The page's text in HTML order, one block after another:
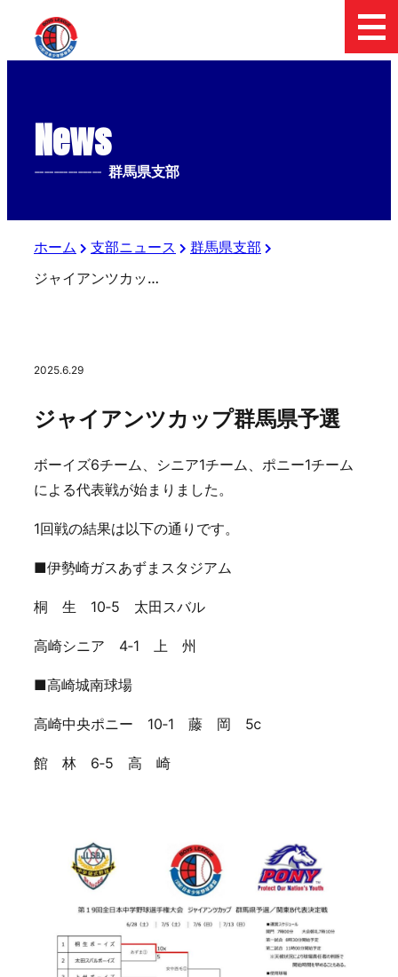
News
-------------- 群馬県支部
ホーム 支部ニュース
群馬県支部
ジャイアンツカップ群馬県予選
2025.6.29
ジャイアンツカップ群馬県予選
ボーイズ6チーム、シニア1チーム、ポニー1チーム
による代表戦が始まりました。
1回戦の結果は以下の通りです。
■伊勢崎ガスあずまスタジアム
桐 生 10‐5 太田スバル
高崎シニア 4‐1 上 州
■高崎城南球場
高崎中央ポニー 10‐1 藤 岡 5ⅽ
館 林 6‐5 高 崎